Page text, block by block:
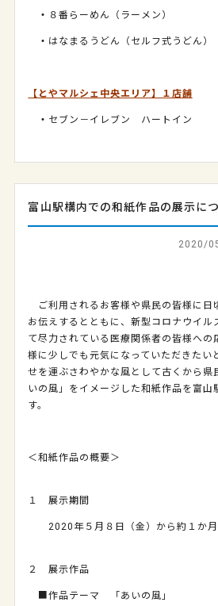
・ ８番らーめん（ラーメン）
・ はなまるうどん（セルフ式うどん）
【とやマルシェ中央エリア】１店舗
・ セブン－イレブン ハートイン
富山駅構内での和紙作品の展示に
2020/
ご利用されるお客様や県民の皆様に日
お伝えするとともに、新型コロナウイル
て尽力されている医療関係者の皆様への
様に少しでも元気になっていただきたい
せを運ぶさわやかな風として古くから県
いの風」をイメージした和紙作品を富山
す。
＜和紙作品の概要＞
１ 展示期間
2020年５月８日（金）から約１か月
２ 展示作品
■作品テーマ 「あいの風」